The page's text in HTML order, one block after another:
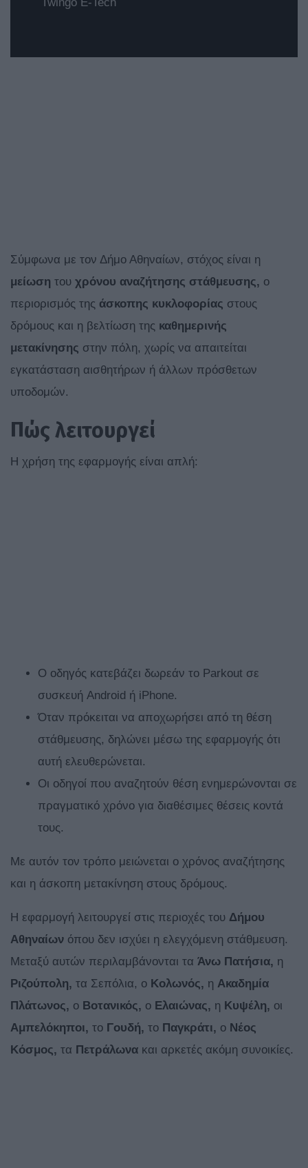
Twingo E-Tech
Σύμφωνα με τον Δήμο Αθηναίων, στόχος είναι η
μείωση του χρόνου αναζήτησης στάθμευσης, ο
περιορισμός της άσκοπης κυκλοφορίας στους
δρόμους και η βελτίωση της καθημερινής
μετακίνησης στην πόλη, χωρίς να απαιτείται
εγκατάσταση αισθητήρων ή άλλων πρόσθετων
υποδομών.
Πώς λειτουργεί
Η χρήση της εφαρμογής είναι απλή:
Ο οδηγός κατεβάζει δωρεάν το Parkout σε
συσκευή Android ή iPhone.
Όταν πρόκειται να αποχωρήσει από τη θέση
στάθμευσης, δηλώνει μέσω της εφαρμογής ότι
αυτή ελευθερώνεται.
Οι οδηγοί που αναζητούν θέση ενημερώνονται σε
πραγματικό χρόνο για διαθέσιμες θέσεις κοντά
τους.
Με αυτόν τον τρόπο μειώνεται ο χρόνος αναζήτησης
και η άσκοπη μετακίνηση στους δρόμους.
Η εφαρμογή λειτουργεί στις περιοχές του Δήμου
Αθηναίων όπου δεν ισχύει η ελεγχόμενη στάθμευση.
Μεταξύ αυτών περιλαμβάνονται τα Άνω Πατήσια, η
Ριζούπολη, τα Σεπόλια, ο Κολωνός, η Ακαδημία
Πλάτωνος, ο Βοτανικός, ο Ελαιώνας, η Κυψέλη, οι
Αμπελόκηποι, το Γουδή, το Παγκράτι, ο Νέος
Κόσμος, τα Πετράλωνα και αρκετές ακόμη συνοικίες.